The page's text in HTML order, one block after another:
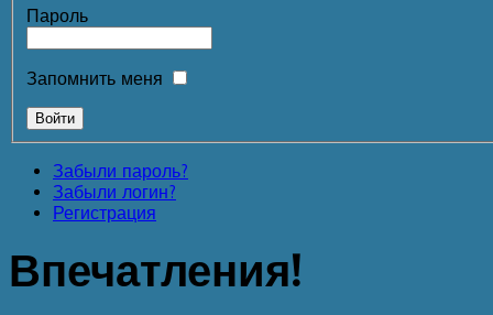
Пароль
Запомнить меня
Забыли пароль?
Забыли логин?
Регистрация
Впечатления!